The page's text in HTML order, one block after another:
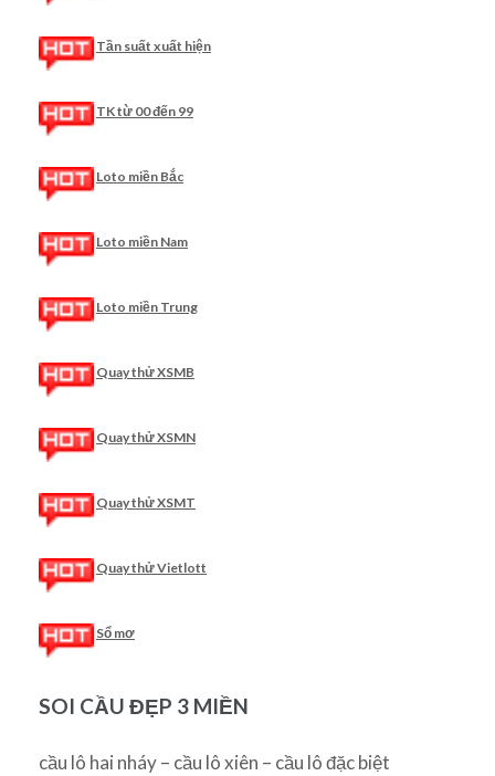
Tần suất xuất hiện
TK từ 00 đến 99
Loto miền Bắc
Loto miền Nam
Loto miền Trung
Quay thử XSMB
Quay thử XSMN
Quay thử XSMT
Quay thử Vietlott
Sổ mơ
SOI CẦU ĐẸP 3 MIỀN
cầu lô hai nháy – cầu lô xiên – cầu lô đặc biệt